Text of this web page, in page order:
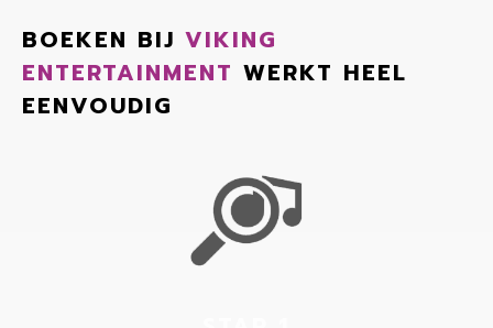
BOEKEN BIJ VIKING
ENTERTAINMENT WERKT HEEL
EENVOUDIG